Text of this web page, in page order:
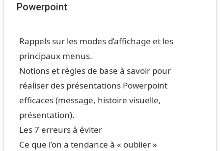
Powerpoint
Rappels sur les modes d’affichage et les
principaux menus.
Notions et règles de base à savoir pour
réaliser des présentations Powerpoint
efficaces (message, histoire visuelle,
présentation).
Les 7 erreurs à éviter
Ce que l’on a tendance à « oublier »